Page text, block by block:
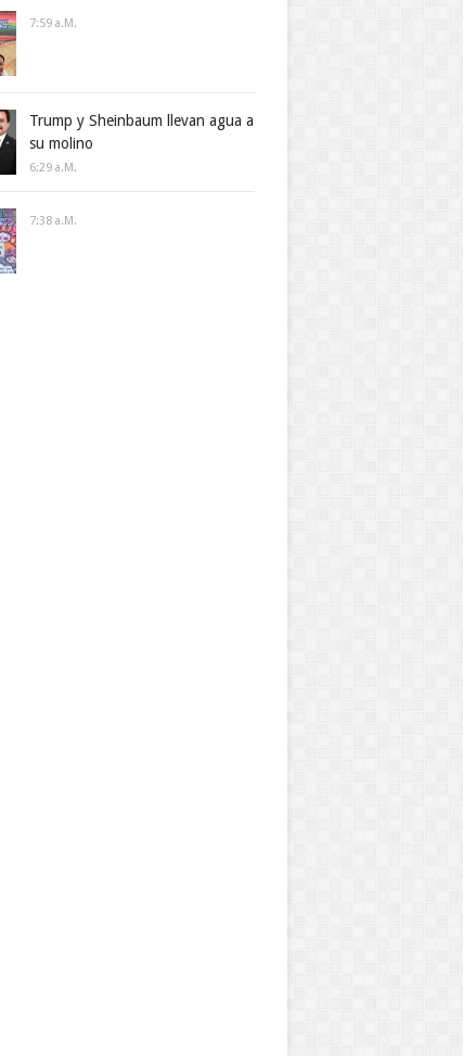
7:59 A.m.
Trump y Sheinbaum llevan agua a
su molino
6:29 A.m.
7:38 A.m.